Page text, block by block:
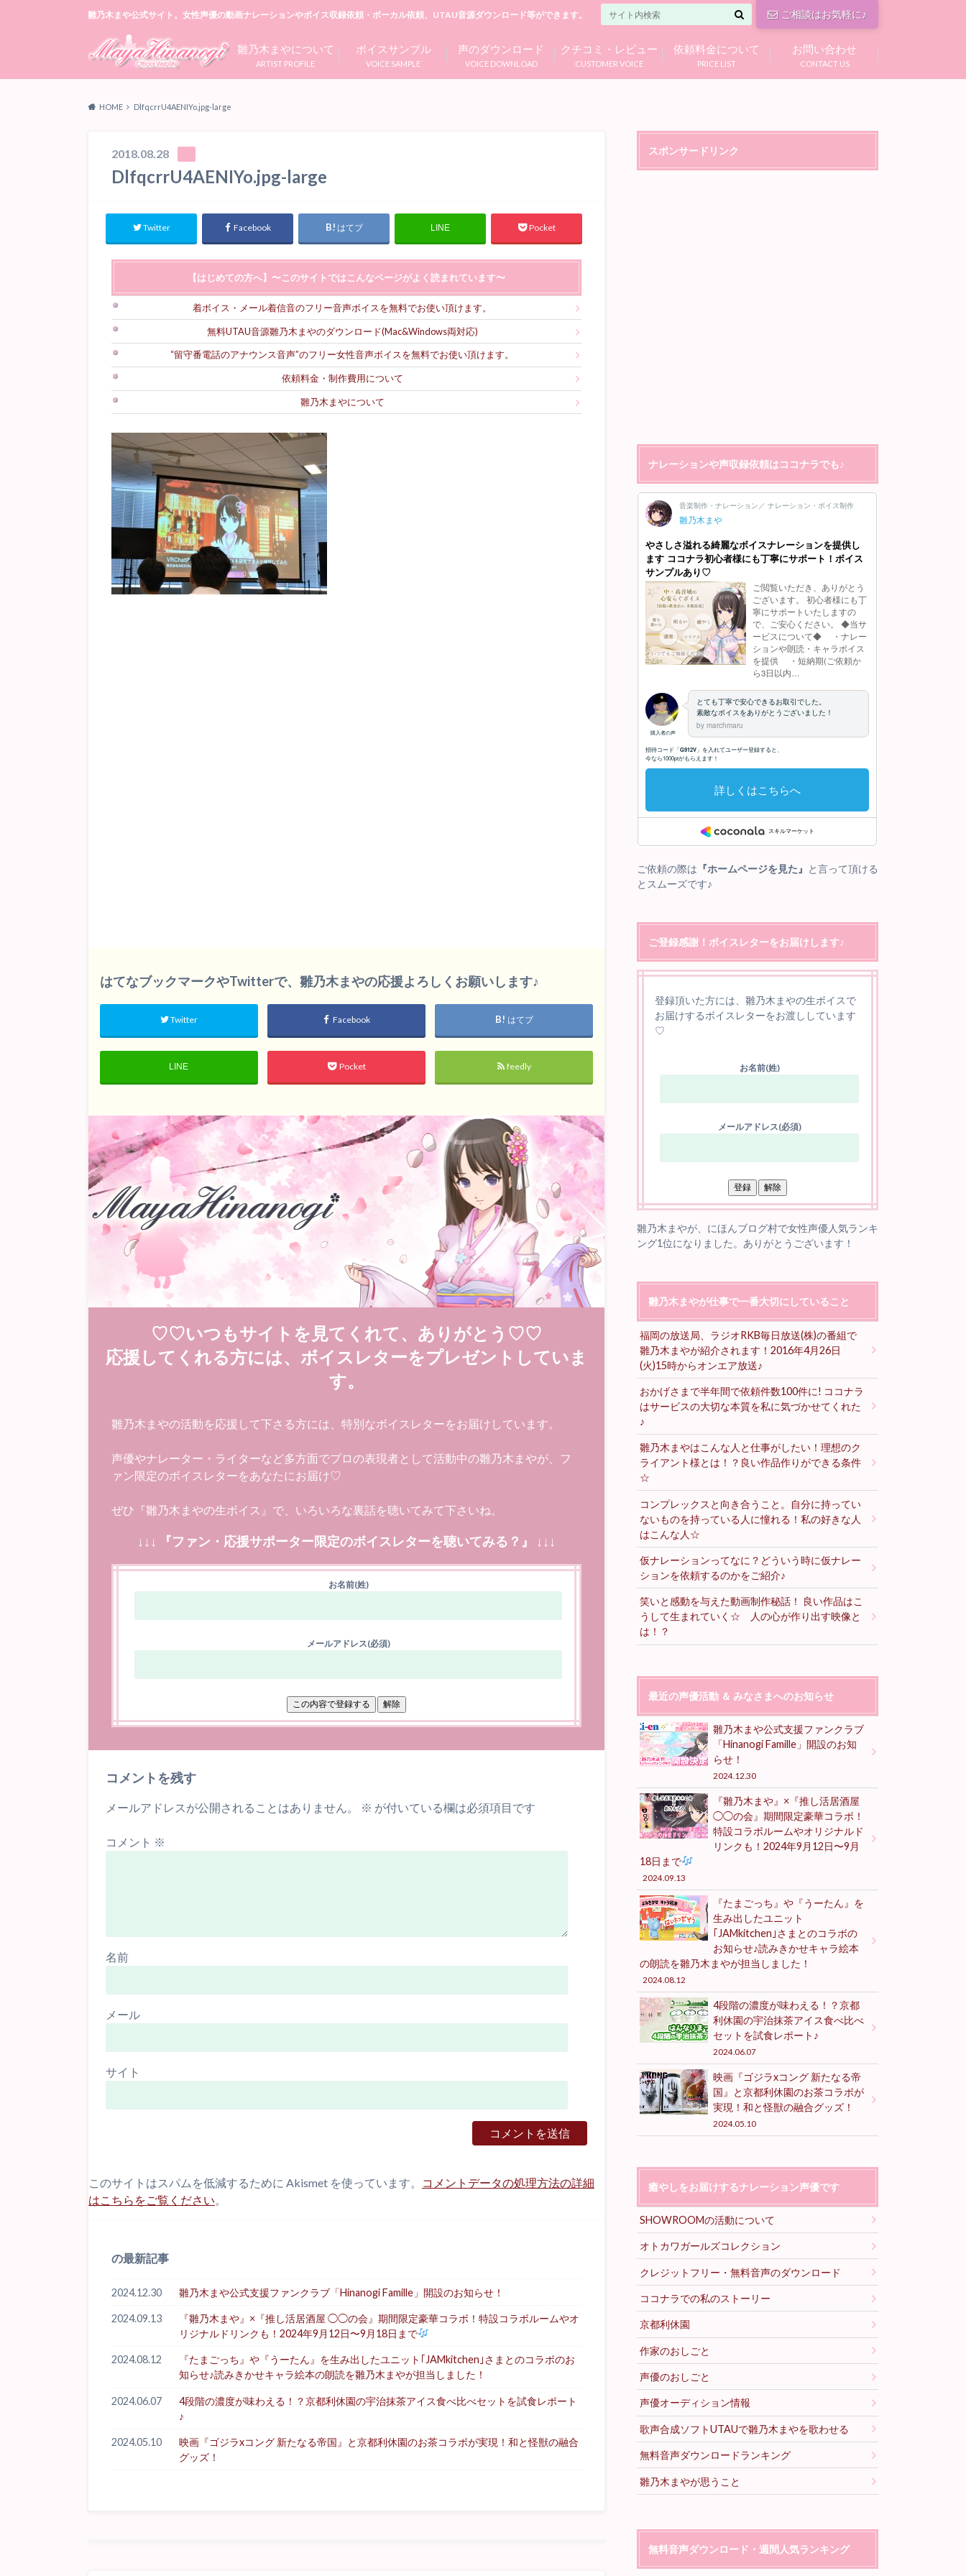
雛乃木まや公式サイト。女性声優の動画ナレーションやボイス収録依頼・ボーカル依頼、UTAU音源ダウンロード等ができます。 ご相談はお気軽に♪
ARTIST PROFILE
雛乃木まやについて
VOICE SAMPLE
ボイスサンプル
VOICE DOWNLOAD
声のダウンロード
CUSTOMER VOICE
クチコミ・レビュー
PRICE LIST
依頼料金について
CONTACT US
お問い合わせ
HOME DlfqcrrU4AENIYo.jpg-large
2018.08.28
DlfqcrrU4AENIYo.jpg-large
Twitter Facebook はてブ LINE Pocket
【はじめての方へ】〜このサイトではこんなページがよく読まれています〜
着ボイス・メール着信音のフリー音声ボイスを無料でお使い頂けます。
無料UTAU音源雛乃木まやのダウンロード(Mac&Windows両対応)
“留守番電話のアナウンス音声”のフリー女性音声ボイスを無料でお使い頂けます。
依頼料金・制作費用について
雛乃木まやについて
はてなブックマークやTwitterで、雛乃木まやの応援よろしくお願いします♪
Twitter Facebook はてブ
LINE Pocket feedly
♡♡いつもサイトを見てくれて、ありがとう♡♡
応援してくれる方には、ボイスレターをプレゼントしていま
す。
雛乃木まやの活動を応援して下さる方には、特別なボイスレターをお届けしています。
声優やナレーター・ライターなど多方面でプロの表現者として活動中の雛乃木まやが、フ
ァン限定のボイスレターをあなたにお届け♡
ぜひ『雛乃木まやの生ボイス』で、いろいろな裏話を聴いてみて下さいね。
↓↓↓ 『ファン・応援サポーター限定のボイスレターを聴いてみる？』 ↓↓↓
お名前(姓)
メールアドレス(必須)
コメントを残す
メールアドレスが公開されることはありません。 ※ が付いている欄は必須項目です
コメント ※
名前
メール
サイト
このサイトはスパムを低減するために Akismet を使っています。
コメントデータの処理方法の詳細
はこちらをご覧ください。
の最新記事
2024.12.30 雛乃木まや公式支援ファンクラブ「Hinanogi Famille」開設のお知らせ！
2024.09.13
『雛乃木まや』×『推し活居酒屋 ◯◯の会』期間限定豪華コラボ！特設コラボルームやオ
リジナルドリンクも！2024年9月12日〜9月18日まで
2024.08.12
『たまごっち』や『うーたん』を生み出したユニット｢JAMkitchen｣さまとのコラボのお
知らせ♪読みきかせキャラ絵本の朗読を雛乃木まやが担当しました！
2024.06.07
4段階の濃度が味わえる！？京都利休園の宇治抹茶アイス食べ比べセットを試食レポート
♪
2024.05.10
映画『ゴジラxコング 新たなる帝国』と京都利休園のお茶コラボが実現！和と怪獣の融合
グッズ！
スポンサードリンク
ナレーションや声収録依頼はココナラでも♪
ご依頼の際は 『ホームページを見た』 と言って頂ける
とスムーズです♪
ご登録感謝！ボイスレターをお届けします♪
登録頂いた方には、雛乃木まやの生ボイスで
お届けするボイスレターをお渡ししています
♡
お名前(姓)
メールアドレス(必須)
雛乃木まやが、にほんブログ村で女性声優人気ランキ
ング1位になりました。ありがとうございます！
雛乃木まやが仕事で一番大切にしていること
福岡の放送局、ラジオRKB毎日放送(株)の番組で
雛乃木まやが紹介されます！2016年4月26日
(火)15時からオンエア放送♪
おかげさまで半年間で依頼件数100件に! ココナラ
はサービスの大切な本質を私に気づかせてくれた
♪
雛乃木まやはこんな人と仕事がしたい！理想のク
ライアント様とは！？良い作品作りができる条件
☆
コンプレックスと向き合うこと。自分に持ってい
ないものを持っている人に憧れる！私の好きな人
はこんな人☆
仮ナレーションってなに？どういう時に仮ナレー
ションを依頼するのかをご紹介♪
笑いと感動を与えた動画制作秘話！ 良い作品はこ
うして生まれていく☆ 人の心が作り出す映像と
は！？
最近の声優活動 ＆ みなさまへのお知らせ
雛乃木まや公式支援ファンクラブ
「Hinanogi Famille」開設のお知
らせ！
2024.12.30
『雛乃木まや』×『推し活居酒屋
◯◯の会』期間限定豪華コラボ！
特設コラボルームやオリジナルド
リンクも！2024年9月12日〜9月
18日まで
2024.09.13
『たまごっち』や『うーたん』を
生み出したユニット
｢JAMkitchen｣さまとのコラボの
お知らせ♪読みきかせキャラ絵本
の朗読を雛乃木まやが担当しました！
2024.08.12
4段階の濃度が味わえる！？京都
利休園の宇治抹茶アイス食べ比べ
セットを試食レポート♪
2024.06.07
映画『ゴジラxコング 新たなる帝
国』と京都利休園のお茶コラボが
実現！和と怪獣の融合グッズ！
2024.05.10
癒やしをお届けするナレーション声優です
SHOWROOMの活動について
オトカワガールズコレクション
クレジットフリー・無料音声のダウンロード
ココナラでの私のストーリー
京都利休園
作家のおしごと
声優のおしごと
声優オーディション情報
歌声合成ソフトUTAUで雛乃木まやを歌わせる
無料音声ダウンロードランキング
雛乃木まやが思うこと
無料音声ダウンロード・週間人気ランキング